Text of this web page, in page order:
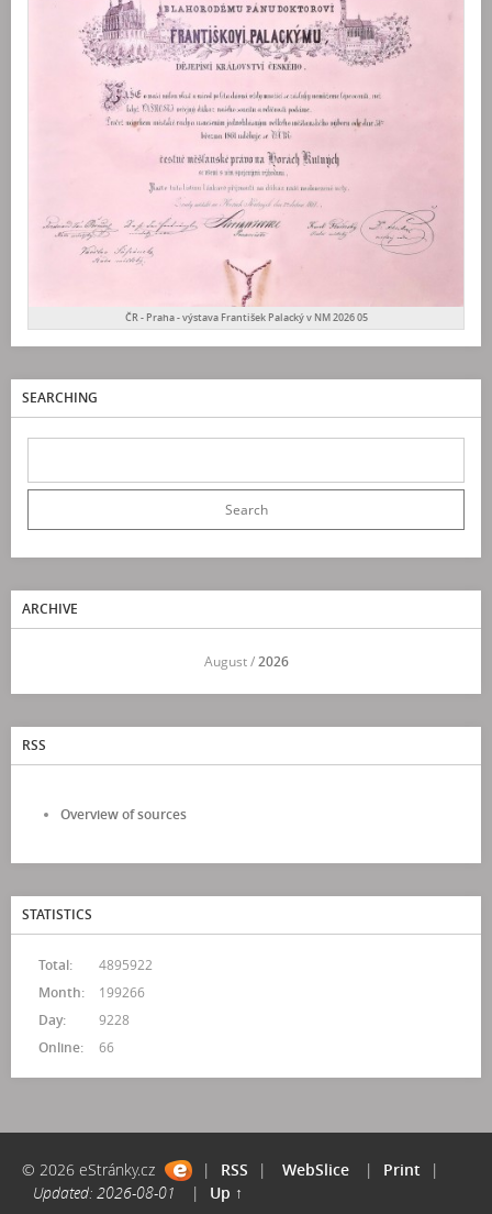
ČR - Praha - výstava František Palacký v NM 2026 05
SEARCHING
ARCHIVE
August /2026
RSS
Overview of sources
STATISTICS
Online: 66
Total:
4895922
Month:
199266
Day:
9228
© 2026 eStránky.cz | RSS | WebSlice | Print
|
Updated: 2026-08-01
| Up ↑